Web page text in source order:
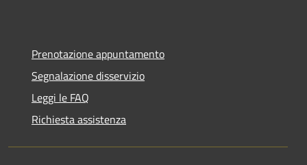
Prenotazione appuntamento
Segnalazione disservizio
Leggi le FAQ
Richiesta assistenza